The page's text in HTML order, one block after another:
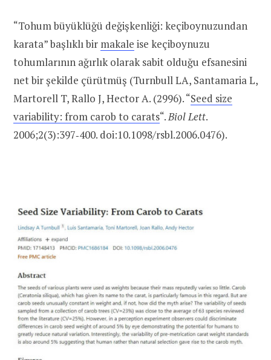
“Tohum büyüklüğü değişkenliği: keçiboynuzundan
karata” başlıklı bir makale ise keçiboynuzu
tohumlarının ağırlık olarak sabit olduğu efsanesini
net bir şekilde çürütmüş (Turnbull LA, Santamaria L,
Martorell T, Rallo J, Hector A. (2996). “Seed size
variability: from carob to carats“.Biol Lett.
2006;2(3):397‐400. doi:10.1098/rsbl.2006.0476).